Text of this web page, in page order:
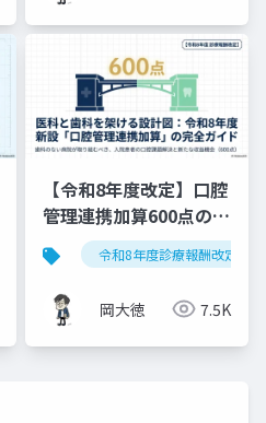
特定機能病院等紹介患者受入加算
【令和8年度改定】口腔
管理連携加算600点の算
定要件・施設基準まと
め
令和8年度診療報酬改定
岡大徳 7.5K